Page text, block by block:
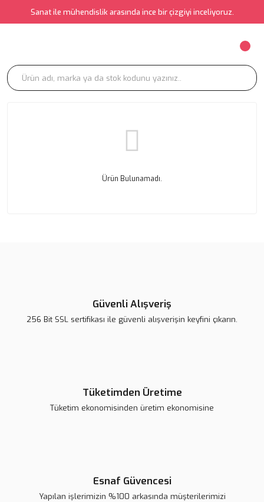
Sanat ile mühendislik arasında ince bir çizgiyi inceliyoruz.
Ürün Bulunamadı.
Güvenli Alışveriş
256 Bit SSL sertifikası ile güvenli alışverişin keyfini çıkarın.
Tüketimden Üretime
Tüketim ekonomisinden üretim ekonomisine
Esnaf Güvencesi
Yapılan işlerimizin %100 arkasında müşterilerimizi